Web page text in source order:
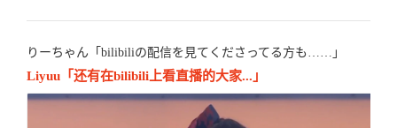
りーちゃん「bilibiliの配信を見てくださってる方も……」
Liyuu「还有在bilibili上看直播的大家...」